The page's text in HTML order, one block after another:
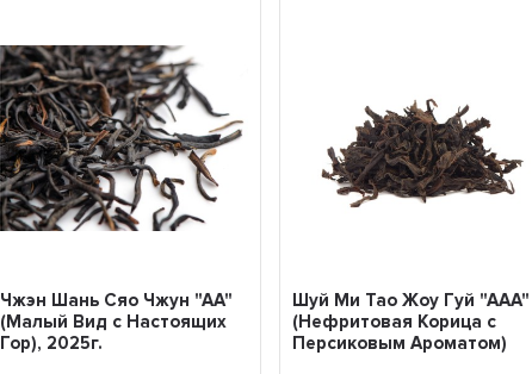
Чжэн Шань Сяо Чжун "АА"
(Малый Вид с Настоящих
Гор), 2025г.
Шуй Ми Тао Жоу Гуй "ААА"
(Нефритовая Корица с
Персиковым Ароматом)